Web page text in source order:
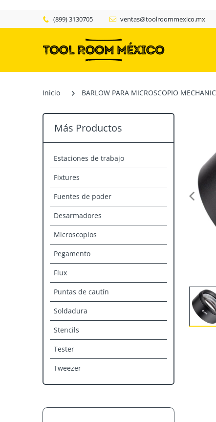
(899) 3130705 ventas@toolroommexico.mx
Inicio BARLOW PARA MICROSCOPIO
Más Productos
Estaciones de trabajo
Fixtures
Fuentes de poder
Desarmadores
Microscopios
Pegamento
Flux
Puntas de cautín
Soldadura
Stencils
Tester
Tweezer